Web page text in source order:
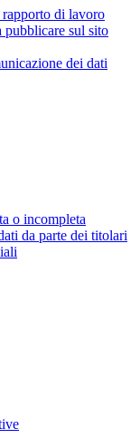
di lavoro
pubblicare sul sito
dei dati
o incompleta
da parte dei titolari